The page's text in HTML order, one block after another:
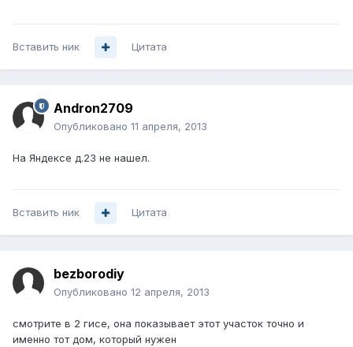
Вставить ник Цитата
Andron2709
Опубликовано 11 апреля, 2013
На Яндексе д.23 не нашел.
Вставить ник Цитата
bezborodiy
Опубликовано 12 апреля, 2013
смотрите в 2 гисе, она показывает этот участок точно и
именно тот дом, который нужен